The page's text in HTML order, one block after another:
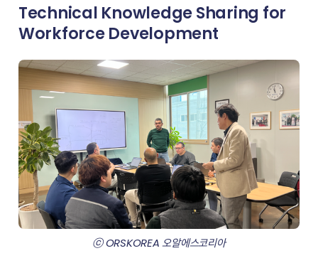
Technical Knowledge Sharing for
Workforce Development
ⓒ ORSKOREA 오알에스코리아